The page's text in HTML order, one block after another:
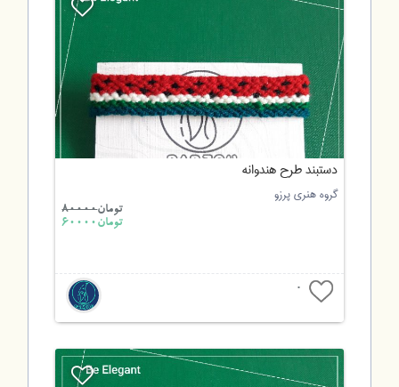
دستبند طرح هندوانه
گروه هنری پرزو
تومان80000
تومان60000
0